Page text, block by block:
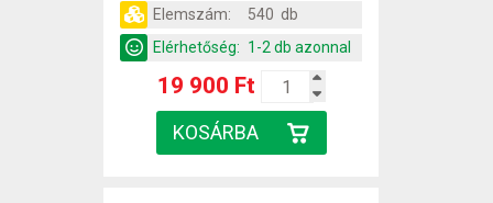
Elemszám:
540 db
Elérhetőség: 1-2 db azonnal
19 900 Ft